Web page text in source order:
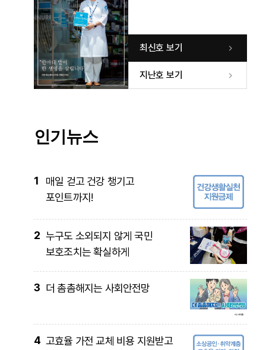
최신호 보기
지난호 보기
인기뉴스
1
매일 걷고 건강 챙기고
포인트까지!
2 누구도 소외되지 않게 국민
보호조치는 확실하게
3 더 촘촘해지는 사회안전망
4 고효율 가전 교체 비용 지원받고